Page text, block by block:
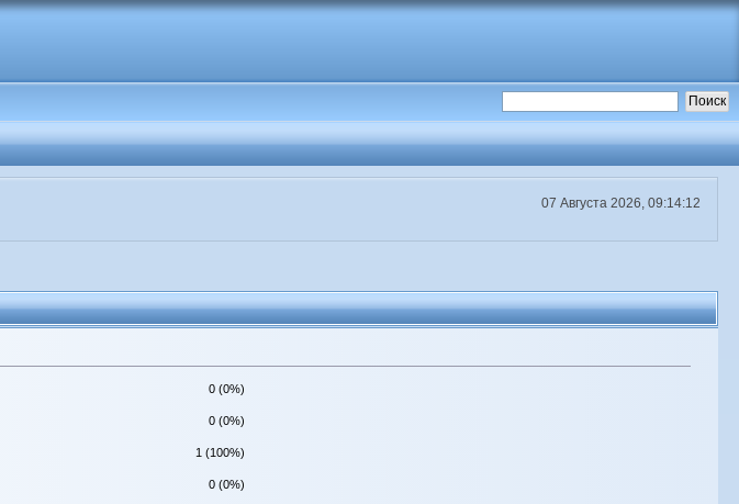
07 Августа 2026, 09:14:12
0 (0%)
0 (0%)
1 (100%)
0 (0%)